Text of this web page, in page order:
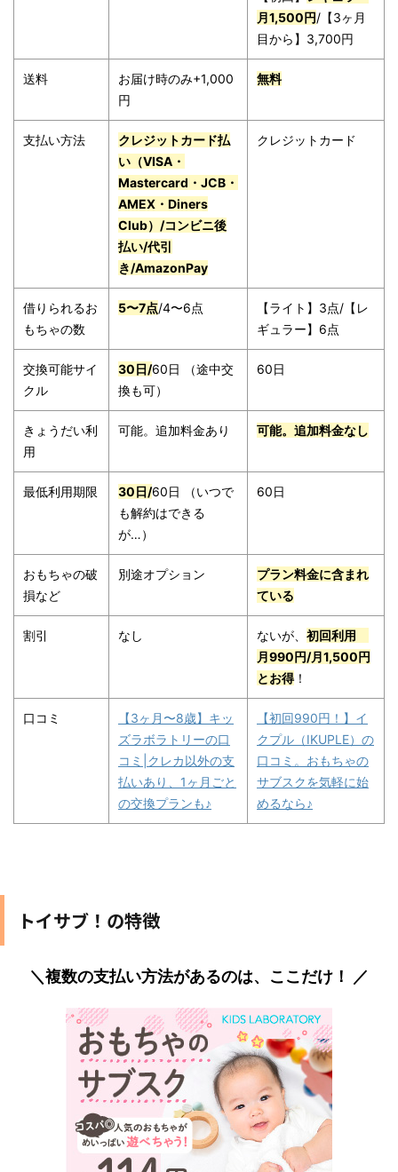
月1,500円/【3ヶ月
目から】3,700円
送料
お届け時のみ+1,000
円
無料
支払い方法
クレジットカード払
い（VISA・
Mastercard・JCB・
AMEX・Diners
Club）/コンビニ後
払い/代引
き/AmazonPay
クレジットカード
借りられるお
もちゃの数
5〜7点/4〜6点
【ライト】3点/【レ
ギュラー】6点
交換可能サイ
クル
30日/60日 （途中交
換も可）
60日
きょうだい利
用
可能。追加料金あり 可能。追加料金なし
最低利用期限 30日/60日 （いつで
も解約はできる
が…）
60日
おもちゃの破
損など
別途オプション
プラン料金に含まれ
ている
割引 なし ないが、 初回利用
月990円/月1,500円
とお得！
口コミ
【3ヶ月〜8歳】キッ
ズラボラトリーの口
コミ|クレカ以外の支
払いあり、1ヶ月ごと
の交換プランも♪
【初回990円！】イ
クプル（IKUPLE）の
口コミ。おもちゃの
サブスクを気軽に始
めるなら♪
トイサブ！の特徴
＼複数の支払い方法があるのは、ここだけ！ ／